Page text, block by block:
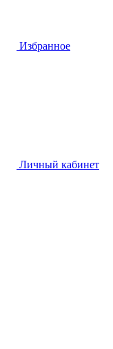
Избранное
Личный кабинет